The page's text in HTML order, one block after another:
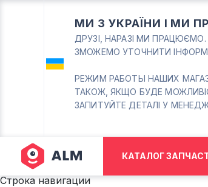
МИ З УКРАЇНИ І МИ
ДРУЗІ, НАРАЗІ МИ
ЗМОЖЕМО УТОЧНИТИ
РЕЖИМ РАБОТЫ НАШИХ
ТАКОЖ, ЯКЩО БУДЕ
ЗАПИТУЙТЕ ДЕТАЛІ У
КАТАЛОГ
Строка навигации